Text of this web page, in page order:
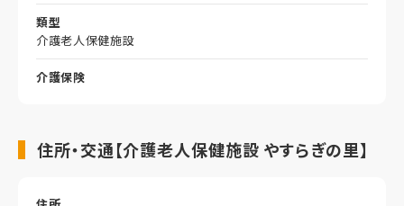
類型
介護老人保健施設
介護保険
住所・交通【介護老人保健施設 やすらぎの里】